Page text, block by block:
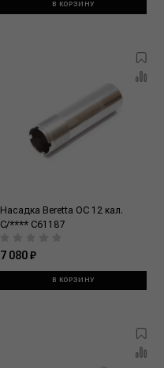
В КОРЗИНУ
Насадка Beretta OC 12 кал.
C/**** C61187
7 080 ₽
В КОРЗИНУ